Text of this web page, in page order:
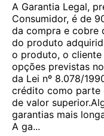
A Garantia Legal,
Consumidor, é de
da compra e cobre
do produto
o produto, o
opções previstas
da Lei nº 8.078/
crédito como parte
de valor
garantias mais
A ga...